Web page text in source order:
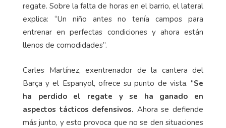
regate. Sobre la falta de horas en el barrio, el lateral
explica: “Un niño antes no tenía campos para
entrenar en perfectas condiciones y ahora están
llenos de comodidades”.
Carles Martínez, exentrenador de la cantera del
Barça y el Espanyol, ofrece su punto de vista. "Se
ha perdido el regate y se ha ganado en
aspectos tácticos defensivos. Ahora se defiende
más junto, y esto provoca que no se den situaciones